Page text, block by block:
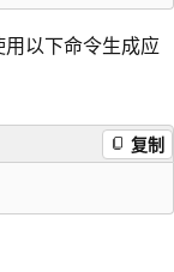
以下命令生成应
复制